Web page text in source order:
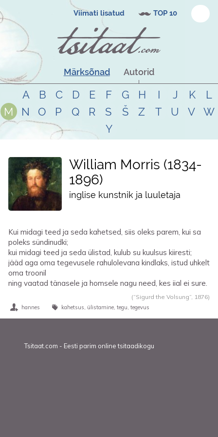
Viimati lisatud TOP 10
Märksõnad Autorid
A B C D E F G H I J K
L
M
N O P Q R S Š Z T U V
W
Y
William Morris 1834-
1896
inglise kunstnik ja luuletaja
Kui midagi teed ja seda kahetsed, siis oleks parem, kui sa
poleks sündinudki;
kui midagi teed ja seda ülistad, kulub su kuulsus kiiresti;
jääd aga oma tegevusele rahulolevana kindlaks, istud uhkelt
oma troonil
ning vaatad tänasele ja homsele nagu need, kes iial ei sure.
(“Sigurd the Volsung”, 1876)
hannes kahetsus ülistamine tegu tegevus
Tsitaat.com - Eesti parim online tsitaadikogu